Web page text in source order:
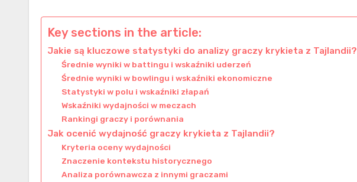
Key sections in the article:
Jakie są kluczowe statystyki do analizy graczy krykieta z Tajlandii?
Średnie wyniki w battingu i wskaźniki uderzeń
Średnie wyniki w bowlingu i wskaźniki ekonomiczne
Statystyki w polu i wskaźniki złapań
Wskaźniki wydajności w meczach
Rankingi graczy i porównania
Jak ocenić wydajność graczy krykieta z Tajlandii?
Kryteria oceny wydajności
Znaczenie kontekstu historycznego
Analiza porównawcza z innymi graczami